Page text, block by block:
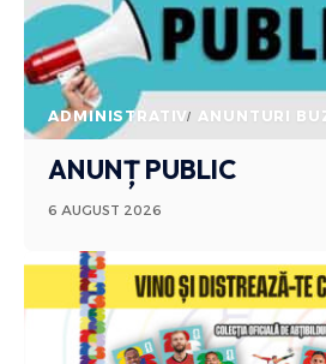
ADMINISTRATIV ANUNTURI
ANUNȚ PUBLIC
6 AUGUST 2026